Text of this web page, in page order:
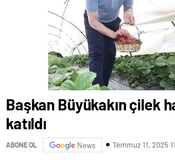
Başkan Büyükakın çilek
katıldı
ABONE OL News Temmuz 11, 2025